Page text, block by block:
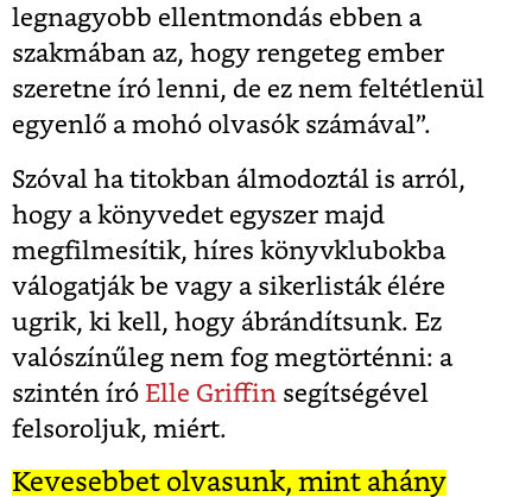
legnagyobb ellentmondás ebben a
szakmában az, hogy rengeteg ember
szeretne író lenni, de ez nem feltétlenül
egyenlő a mohó olvasók számával”.
Szóval ha titokban álmodoztál is arról,
hogy a könyvedet egyszer majd
megfilmesítik, híres könyvklubokba
válogatják be vagy a sikerlisták élére
ugrik, ki kell, hogy ábrándítsunk. Ez
valószínűleg nem fog megtörténni: a
szintén író Elle Griffin segítségével
felsoroljuk, miért.
Kevesebbet olvasunk, mint ahány